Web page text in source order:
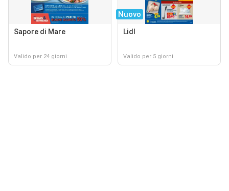
Sapore di Mare
Valido per 24 giorni
Nuovo
Lidl
Valido per 5 giorni